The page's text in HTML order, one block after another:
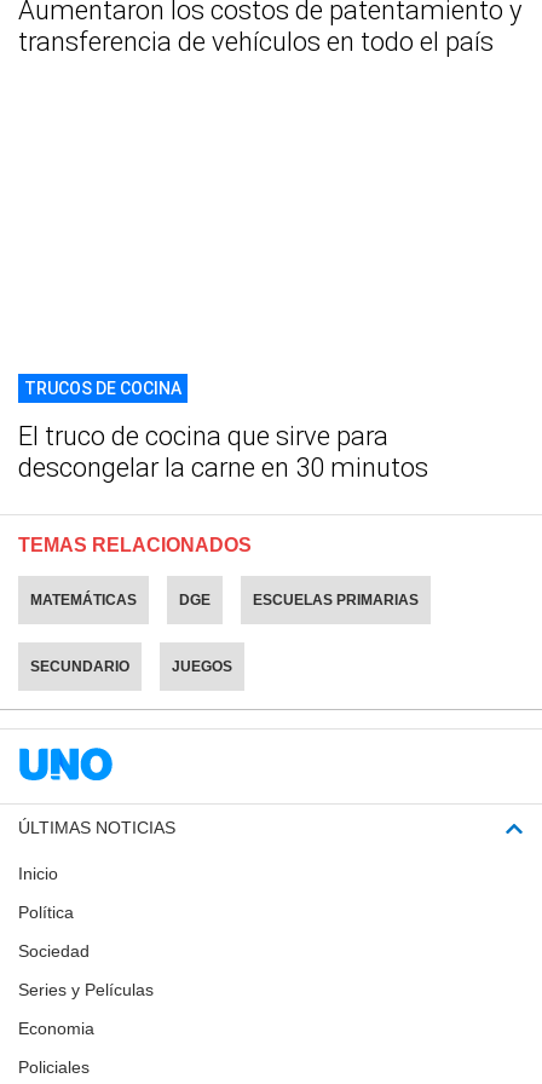
Aumentaron los costos de patentamiento y
transferencia de vehículos en todo el país
TRUCOS DE COCINA
El truco de cocina que sirve para
descongelar la carne en 30 minutos
TEMAS RELACIONADOS
MATEMÁTICAS DGE ESCUELAS PRIMARIAS
SECUNDARIO JUEGOS
ÚLTIMAS NOTICIAS
Inicio
Política
Sociedad
Series y Películas
Economia
Policiales